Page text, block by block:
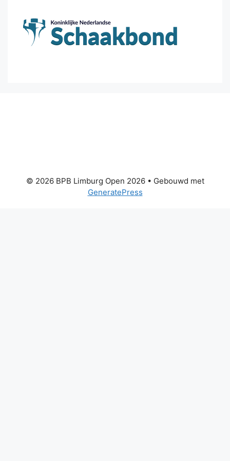
© 2026 BPB Limburg Open 2026• Gebouwd met
GeneratePress